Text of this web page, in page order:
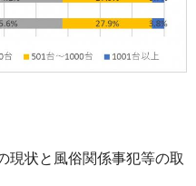
現状と風俗関係事犯等の取